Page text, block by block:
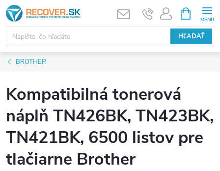
Prejsť
na
obsah
HĽADAŤ
KOŠÍK
BROTHER
Kompatibilná tonerová
náplň TN426BK, TN423BK,
TN421BK, 6500 listov pre
tlačiarne Brother